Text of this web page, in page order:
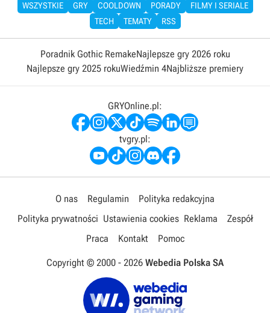
WSZYSTKIE GRY COOLDOWN PORADY
FILMY I SERIALE
TECH
TEMATY RSS
Poradnik Gothic RemakeNajlepsze gry 2026 roku
Najlepsze gry 2025 rokuWiedźmin 4Najbliższe premiery
GRYOnline.pl:
tvgry.pl:
O nas Regulamin
Polityka redakcyjna
Polityka prywatności Ustawienia cookies Reklama
Zespół
Praca
Kontakt Pomoc
Copyright © 2000 - 2026 Webedia Polska SA